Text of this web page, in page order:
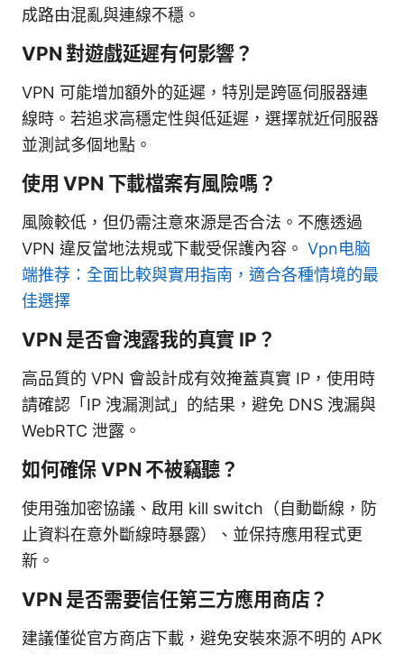
成路由混亂與連線不穩。
VPN 對遊戲延遲有何影響？
VPN 可能增加額外的延遲，特別是跨區伺服器連
線時。若追求高穩定性與低延遲，選擇就近伺服器
並測試多個地點。
使用 VPN 下載檔案有風險嗎？
風險較低，但仍需注意來源是否合法。不應透過
VPN 違反當地法規或下載受保護內容。 Vpn电脑
端推荐：全面比較與實用指南，適合各種情境的最
佳選擇
VPN 是否會洩露我的真實 IP？
高品質的 VPN 會設計成有效掩蓋真實 IP，使用時
請確認「IP 洩漏測試」的結果，避免 DNS 洩漏與
WebRTC 泄露。
如何確保 VPN 不被竊聽？
使用強加密協議、啟用 kill switch（自動斷線，防
止資料在意外斷線時暴露）、並保持應用程式更
新。
VPN 是否需要信任第三方應用商店？
建議僅從官方商店下載，避免安裝來源不明的 APK